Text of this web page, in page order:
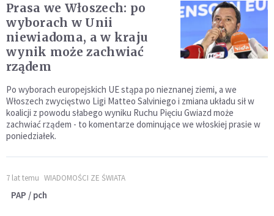
Prasa we Włoszech: po
wyborach w Unii
niewiadoma, a w kraju
wynik może zachwiać
rządem
Po wyborach europejskich UE stąpa po nieznanej ziemi, a we
Włoszech zwycięstwo Ligi Matteo Salviniego i zmiana układu sił w
koalicji z powodu słabego wyniku Ruchu Pięciu Gwiazd może
zachwiać rządem - to komentarze dominujące we włoskiej prasie w
poniedziałek.
7 lat temu WIADOMOŚCI ZE ŚWIATA
PAP / pch